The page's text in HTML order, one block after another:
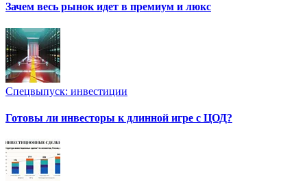
Зачем весь рынок идет в премиум и люкс
Спецвыпуск: инвестиции
Готовы ли инвесторы к длинной игре с ЦОД?